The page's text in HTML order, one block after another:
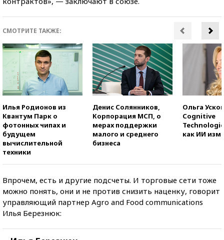
СМОТРИТЕ ТАКЖЕ:
Илья Родионов из
Квантум Парк о
фотонных чипах и
будущем
вычислительной
техники
Денис Солянников,
Корпорация МСП, о
мерах поддержки
малого и среднего
бизнеса
Ольга
Cognitive
как ИИ
Впрочем, есть и другие подсчеты. И торговые сети тоже
можно понять, они и не против снизить наценку, говорит
управляющий партнер Agro and Food communications
Илья Березнюк: